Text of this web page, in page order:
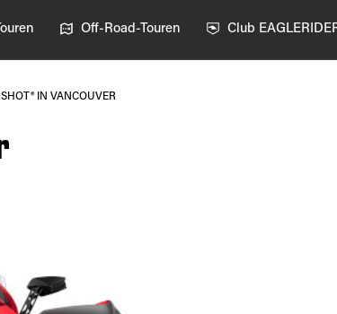
Off-Road-Touren Club
IN VANCOUVER